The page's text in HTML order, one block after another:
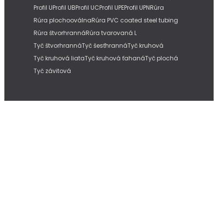
Profil UProfil UBProfil UCProfil UPEProfil UPNRúra
Rúra plochooválnaRúra PVC coated steel tubing
Rúra štvorhrannáRúra tvarovaná L
Tyč štvorhrannáTyč šesťhrannáTyč kruhová
Tyč kruhová liataTyč kruhová ťahanáTyč plochá
Tyč závitová